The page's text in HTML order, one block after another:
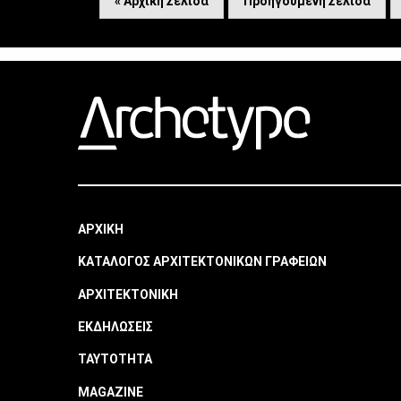
ΑΡΧΙΚΗ
ΚΑΤΑΛΟΓΟΣ ΑΡΧΙΤΕΚΤΟΝΙΚΩΝ ΓΡΑΦΕΙΩΝ
ΑΡΧΙΤΕΚΤΟΝΙΚΗ
ΕΚΔΗΛΩΣΕΙΣ
ΤΑΥΤΟΤΗΤΑ
MAGAZINE